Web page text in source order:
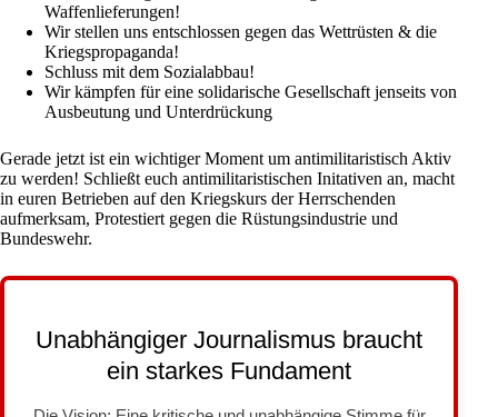
Waffenlieferungen!
Wir stellen uns entschlossen gegen das Wettrüsten & die
Kriegspropaganda!
Schluss mit dem Sozialabbau!
Wir kämpfen für eine solidarische Gesellschaft jenseits von
Ausbeutung und Unterdrückung
Gerade jetzt ist ein wichtiger Moment um antimilitaristisch Aktiv
zu werden! Schließt euch antimilitaristischen Initativen an, macht
in euren Betrieben auf den Kriegskurs der Herrschenden
aufmerksam, Protestiert gegen die Rüstungsindustrie und
Bundeswehr.
Unabhängiger Journalismus braucht
ein starkes Fundament